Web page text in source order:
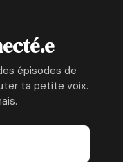
épisodes de
ta petite voix.